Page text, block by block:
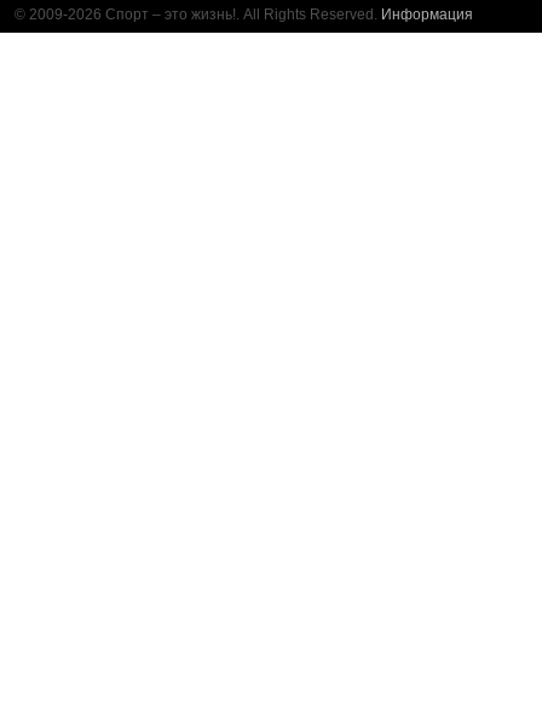
© 2009-2026 Спорт – это жизнь!. All Rights Reserved. Информация